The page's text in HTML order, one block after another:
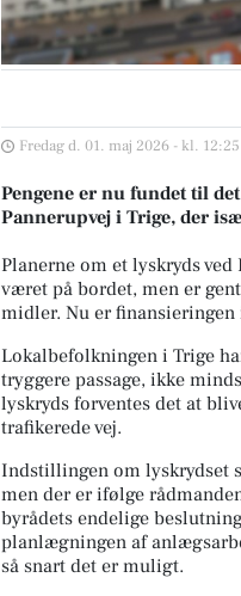
Fredag d. 01. maj 2026 - kl. 12:25
Pengene er nu fundet til
Pannerupvej i Trige, der
Planerne om et lyskryds
været på bordet, men er
midler. Nu er
Lokalbefolkningen i Trige
tryggere passage, ikke
lyskryds forventes det at
trafikerede vej.
Indstillingen om lyskrydset
men der er ifølge
byrådets endelige
planlægningen af
så snart det er muligt.